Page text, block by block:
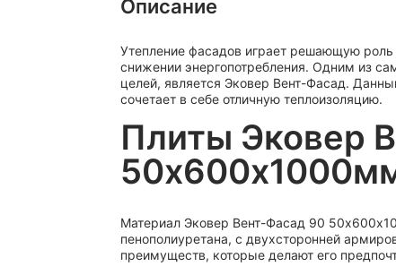
Описание
Утепление фасадов играет решающую
снижении энергопотребления. Одним из
целей, является Эковер Вент-Фасад.
сочетает в себе отличную теплоизоляцию.
Плиты Эковер
Материал Эковер Вент-Фасад 90
пенополиуретана, с двухсторонней
преимуществ, которые делают его